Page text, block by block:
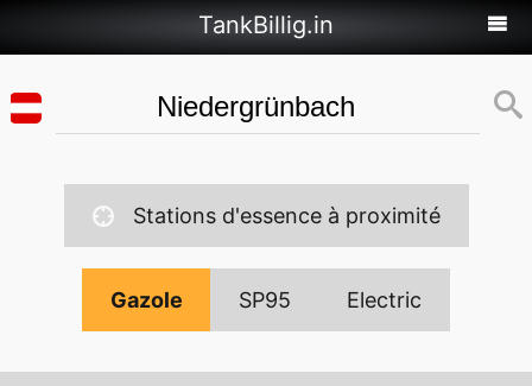
TankBillig.in
Stations d'essence à proximité
Gazole SP95 Electric